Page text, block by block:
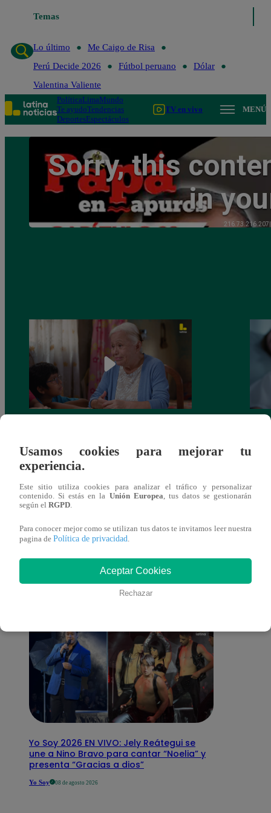
Temas
Lo último
Me Caigo de Risa
Perú Decide 2026
Fútbol peruano
Dólar
Valentina Valiente
PolíticaLimaMundo
Te ayudoTendencias
DeportesEspectáculos
TV en vivo MENÚ
toma una difícil decisión por el futuro de
sus nietos!
También te puede
interesar
Yo Soy 2026 EN VIVO: Jely Reátegui se
une a Nino Bravo para cantar “Noelia” y
presenta “Gracias a dios”
Yo Soy 08 de agosto 2026
Usamos cookies para mejorar tu
experiencia.
Este sitio utiliza cookies para analizar el tráfico y personalizar
contenido. Si estás en la Unión Europea, tus datos se gestionarán
según el RGPD.
Para conocer mejor como se utilizan tus datos te invitamos leer nuestra
pagina de Política de privacidad.
Aceptar Cookies
Rechazar